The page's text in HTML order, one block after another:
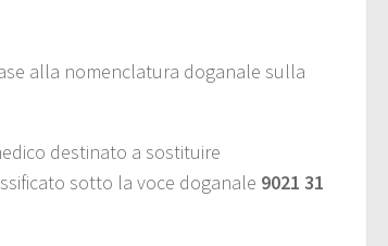
alla nomenclatura doganale sulla
destinato a sostituire
sotto la voce doganale 9021 31